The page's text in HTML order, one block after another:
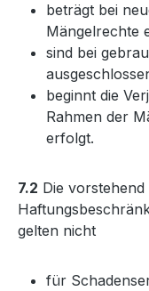
beträgt bei
Mängelrechte
sind bei
beginnt die
Rahmen der
erfolgt.
7.2 Die
gelten nicht
für